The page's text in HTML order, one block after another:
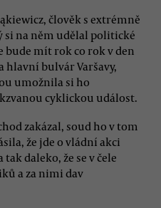
člověk s extrémně
na něm udělal politické
bude mít rok co rok v den
bulvár Varšavy,
umožnila si ho
cyklickou událost.
zakázal, soud ho v tom
že jde o vládní akci
daleko, že se v čele
a za nimi dav